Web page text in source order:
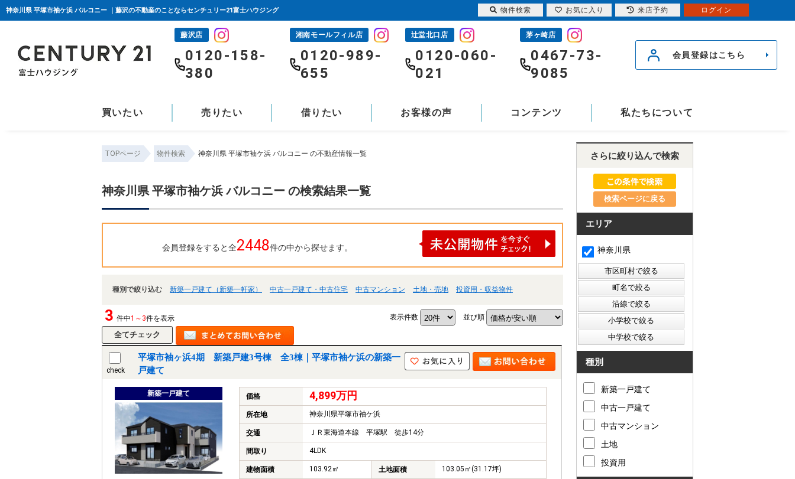
神奈川県 平塚市袖ケ浜 バルコニー ｜藤沢の不動産のことならセンチュリー21富士ハウジング
藤沢店
0120-158-
380
湘南モールフィル店
0120-989-
655
辻堂北口店
0120-060-
021
茅ヶ崎店
0467-73-
9085
会員登録はこちら
買いたい 売りたい 借りたい お客様の声 コンテンツ 私たちについて
TOPページ 物件検索 神奈川県 平塚市袖ケ浜 バルコニー の不動産情報一覧
神奈川県 平塚市袖ケ浜 バルコニー の検索結果一覧
会員登録をすると全2448件の中から探せます。
種別で絞り込む 新築一戸建て（新築一軒家） 中古一戸建て・中古住宅 中古マンション 土地・売地 投資用・収益物件
3 件中1～3件を表示 表示件数 並び順
check
平塚市袖ヶ浜4期 新築戸建3号棟 全3棟｜平塚市袖ケ浜の新築一
戸建て
新築一戸建て 価格 4,899万円
所在地 神奈川県平塚市袖ケ浜
交通 ＪＲ東海道本線 平塚駅 徒歩14分
間取り 4LDK
建物面積 103.92㎡ 土地面積 103.05㎡(31.17坪)
さらに絞り込んで検索
検索ページに戻る
エリア
神奈川県
種別
新築一戸建て
中古一戸建て
中古マンション
土地
投資用
物件検索 お気に入り 来店予約 ログイン